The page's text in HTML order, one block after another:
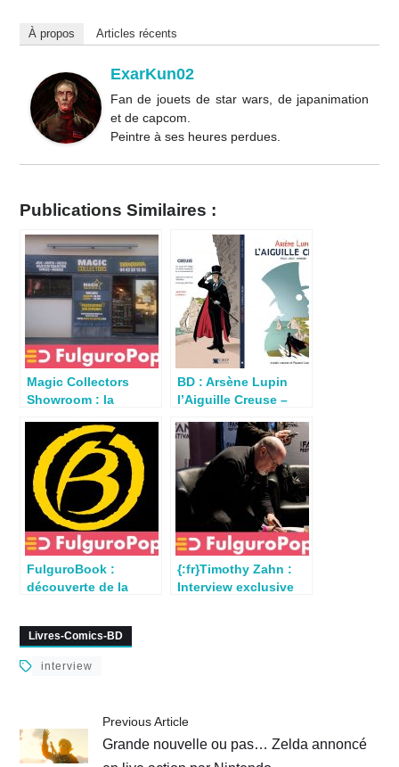
À propos Articles récents
ExarKun02
Fan de jouets de star wars, de japanimation
et de capcom.
Peintre à ses heures perdues.
Publications Similaires :
Magic Collectors
Showroom : la
Aubagne
BD : Arsène Lupin
l’Aiguille Creuse –
FulguroBook :
découverte de la
{:fr}Timothy Zahn :
Interview exclusive
Livres-Comics-BD
interview
Previous Article
Grande nouvelle ou pas… Zelda annoncé